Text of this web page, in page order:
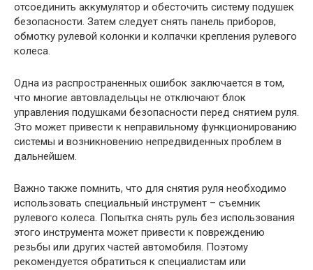
отсоединить аккумулятор и обесточить систему подушек
безопасности. Затем следует снять панель приборов,
обмотку рулевой колонки и колпачки крепления рулевого
колеса.
Одна из распространенных ошибок заключается в том,
что многие автовладельцы не отключают блок
управления подушками безопасности перед снятием руля.
Это может привести к неправильному функционированию
системы и возникновению непредвиденных проблем в
дальнейшем.
Важно также помнить, что для снятия руля необходимо
использовать специальный инструмент – съемник
рулевого колеса. Попытка снять руль без использования
этого инструмента может привести к повреждению
резьбы или других частей автомобиля. Поэтому
рекомендуется обратиться к специалистам или